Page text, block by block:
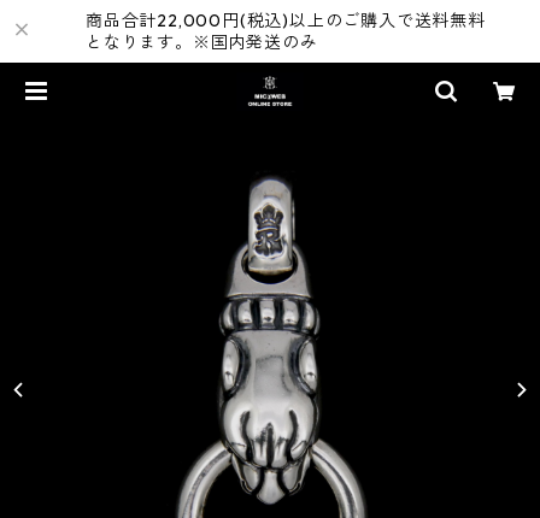
商品合計22,000円(税込)以上のご購入で送料無料
となります。※国内発送のみ